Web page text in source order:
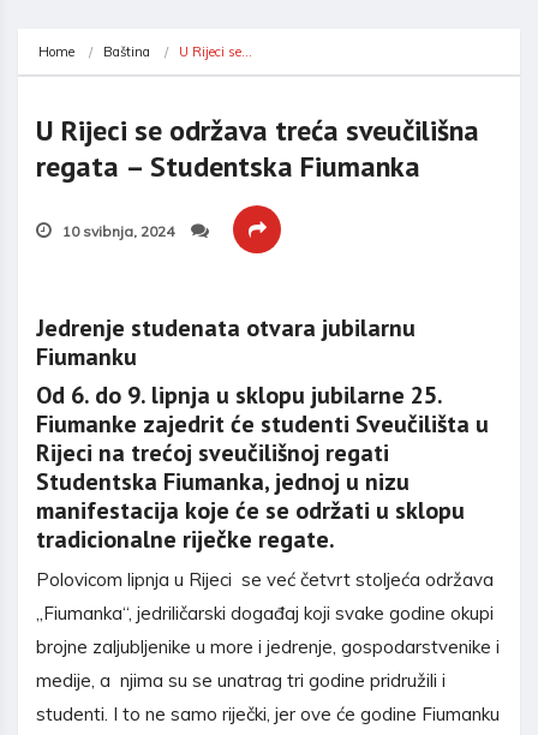
Home Baština U Rijeci se…
U Rijeci se održava treća sveučilišna
regata – Studentska Fiumanka
10 svibnja, 2024
Jedrenje studenata otvara jubilarnu
Fiumanku
Od 6. do 9. lipnja u sklopu jubilarne 25.
Fiumanke zajedrit će studenti Sveučilišta u
Rijeci na trećoj sveučilišnoj regati
Studentska Fiumanka, jednoj u nizu
manifestacija koje će se održati u sklopu
tradicionalne riječke regate.
Polovicom lipnja u Rijeci se već četvrt stoljeća održava
„Fiumanka“, jedriličarski događaj koji svake godine okupi
brojne zaljubljenike u more i jedrenje, gospodarstvenike i
medije, a njima su se unatrag tri godine pridružili i
studenti. I to ne samo riječki, jer ove će godine Fiumanku